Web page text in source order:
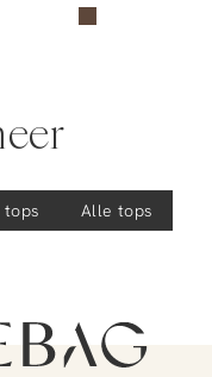
tops Alle tops